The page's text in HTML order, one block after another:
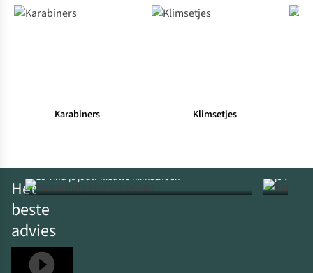
Karabiners Klimsetjes
Het
beste
advies
Welke klimschoenen
zo vind je jouw nieuwe klimschoen
je